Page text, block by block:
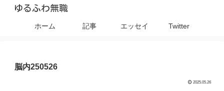
ゆるふわ無職
ホーム 記事 エッセイ Twitter
脳内250526
2025.05.26